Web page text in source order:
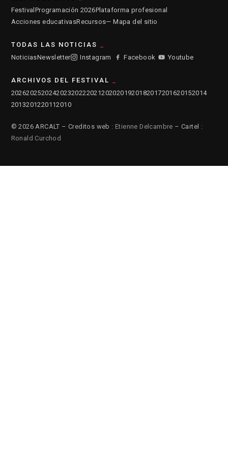
Festival Programación 2026Plataforma profesional
Acciones educativasRecursos— Mapa del sitio
TODAS LAS NOTICIAS
NoticiasNewsletter Instagram Facebook Youtube
ARCHIVOS DEL FESTIVAL
2026202520242023202220212020201920182017201620152014
2013201220112010
© 2026 ARCALT – Creditos web : Etienne Delcambre – Cartel :
Ronald Curchod